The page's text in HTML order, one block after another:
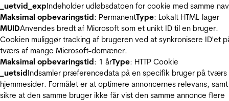
_uetvid_expIndeholder udløbsdatoen for cookie med samme
Maksimal opbevaringstid: PermanentType: Lokalt HTML-lager
MUIDAnvendes bredt af Microsoft som et unikt ID til en bruger.
Cookien muliggør tracking af brugeren ved at synkronisere ID'et
tværs af mange Microsoft-domæner.
Maksimal opbevaringstid: 1 årType: HTTP Cookie
_uetsidIndsamler præferencedata på en specifik bruger på tværs
hjemmesider. Formålet er at optimere annoncernes relevans, samt
sikre at den samme bruger ikke får vist den samme annonce flere